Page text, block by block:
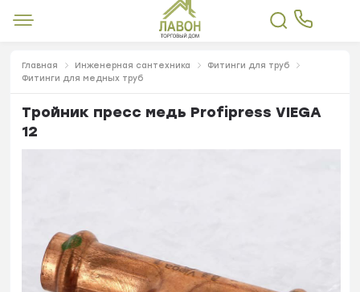
Главная Инженерная сантехника
Фитинги для труб
Фитинги для медных труб
Тройник пресс медь Profipress VIEGA
12